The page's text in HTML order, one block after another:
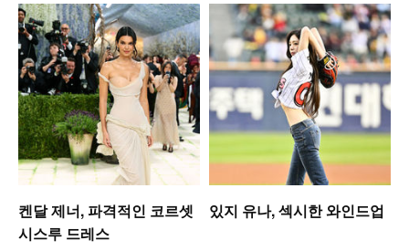
켄달 제너, 파격적인 코르셋
시스루 드레스
있지 유나, 섹시한 와인드업